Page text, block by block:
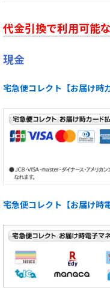
代金引換で利用可能
現金
宅急便コレクト【お届け時
宅急便コレクト【お届け時